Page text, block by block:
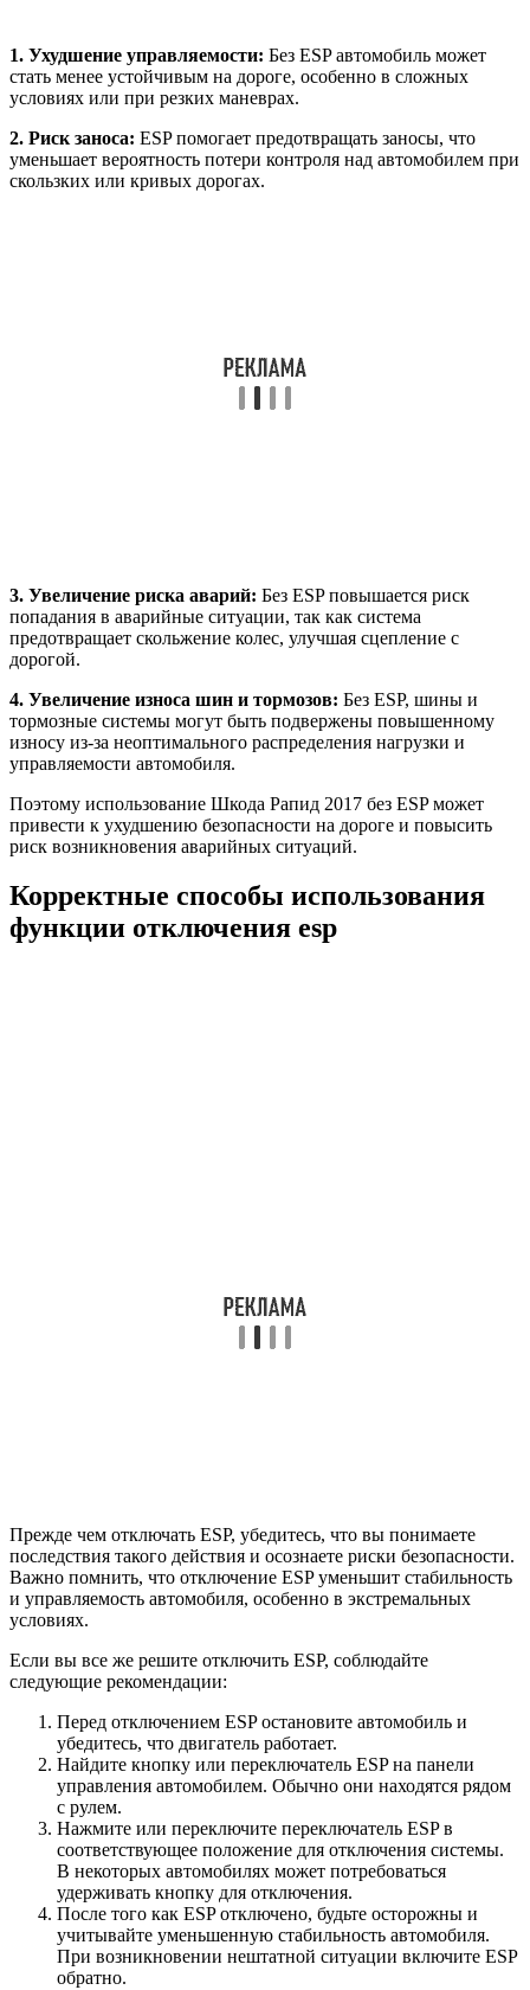
1. Ухудшение управляемости: Без ESP автомобиль может
стать менее устойчивым на дороге, особенно в сложных
условиях или при резких маневрах.
2. Риск заноса: ESP помогает предотвращать заносы, что
уменьшает вероятность потери контроля над автомобилем при
скользких или кривых дорогах.
3. Увеличение риска аварий: Без ESP повышается риск
попадания в аварийные ситуации, так как система
предотвращает скольжение колес, улучшая сцепление с
дорогой.
4. Увеличение износа шин и тормозов: Без ESP, шины и
тормозные системы могут быть подвержены повышенному
износу из-за неоптимального распределения нагрузки и
управляемости автомобиля.
Поэтому использование Шкода Рапид 2017 без ESP может
привести к ухудшению безопасности на дороге и повысить
риск возникновения аварийных ситуаций.
Корректные способы использования
функции отключения esp
Прежде чем отключать ESP, убедитесь, что вы понимаете
последствия такого действия и осознаете риски безопасности.
Важно помнить, что отключение ESP уменьшит стабильность
и управляемость автомобиля, особенно в экстремальных
условиях.
Если вы все же решите отключить ESP, соблюдайте
следующие рекомендации:
Перед отключением ESP остановите автомобиль и
убедитесь, что двигатель работает.
Найдите кнопку или переключатель ESP на панели
управления автомобилем. Обычно они находятся рядом
с рулем.
Нажмите или переключите переключатель ESP в
соответствующее положение для отключения системы.
В некоторых автомобилях может потребоваться
удерживать кнопку для отключения.
После того как ESP отключено, будьте осторожны и
учитывайте уменьшенную стабильность автомобиля.
При возникновении нештатной ситуации включите ESP
обратно.